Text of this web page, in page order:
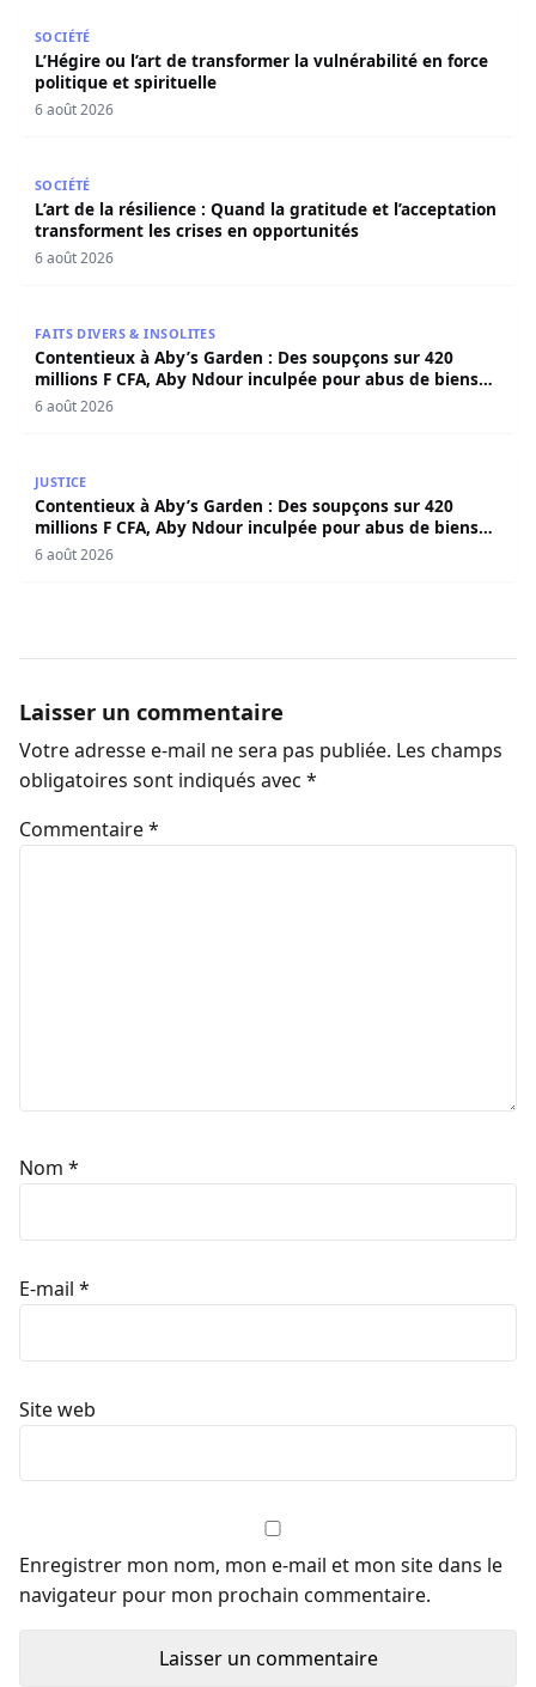
SOCIÉTÉ
L’Hégire ou l’art de transformer la vulnérabilité en force
politique et spirituelle
6 août 2026
SOCIÉTÉ
L’art de la résilience : Quand la gratitude et l’acceptation
transforment les crises en opportunités
6 août 2026
FAITS DIVERS & INSOLITES
Contentieux à Aby’s Garden : Des soupçons sur 420
millions F CFA, Aby Ndour inculpée pour abus de biens
sociaux
6 août 2026
JUSTICE
Contentieux à Aby’s Garden : Des soupçons sur 420
millions F CFA, Aby Ndour inculpée pour abus de biens
sociaux
6 août 2026
Laisser un commentaire
Votre adresse e-mail ne sera pas publiée. Les champs
obligatoires sont indiqués avec *
Commentaire*
Nom *
E-mail *
Site web
Enregistrer mon nom, mon e-mail et mon site dans le
navigateur pour mon prochain commentaire.